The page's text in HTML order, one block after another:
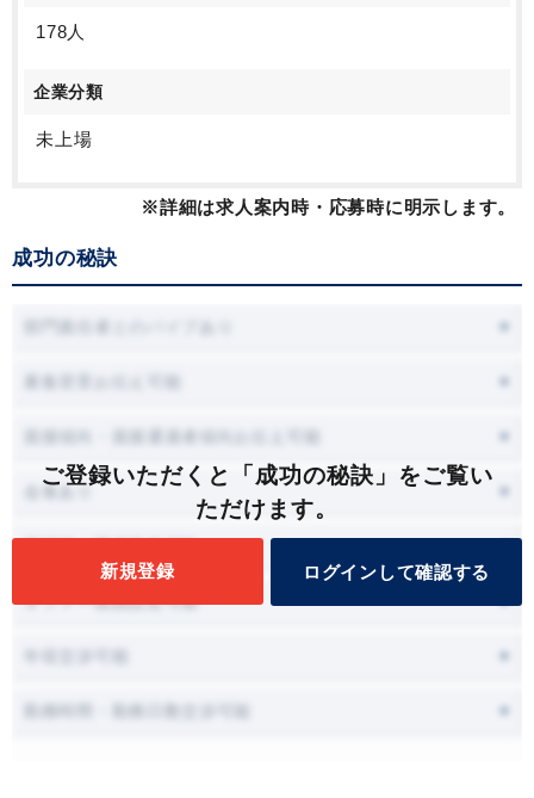
178人
企業分類
未上場
※詳細は求人案内時・応募時に明示します。
成功の秘訣
ご登録いただくと「成功の秘訣」をご覧い
ただけます。
新規登録 ログインして確認する
会食あり
オファー面談設定可能